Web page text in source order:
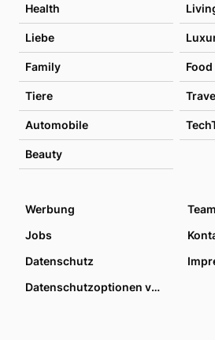
Health
Liebe
Family Food
Tiere
Automobile
Beauty
Werbung
Team
Jobs
Datenschutz
Datenschutzoptionen verwalten